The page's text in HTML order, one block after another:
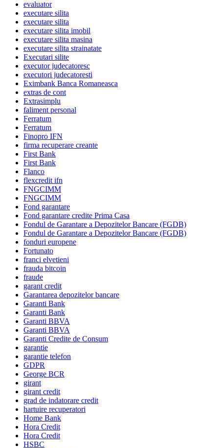
evaluator
executare silita
executare silita
executare silita imobil
executare silita masina
executare silita strainatate
Executari silite
executor judecatoresc
executori judecatoresti
Eximbank Banca Romaneasca
extras de cont
Extrasimplu
faliment personal
Ferratum
Ferratum
Finopro IFN
firma recuperare creante
First Bank
First Bank
Flanco
flexcredit ifn
FNGCIMM
FNGCIMM
Fond garantare
Fond garantare credite Prima Casa
Fondul de Garantare a Depozitelor Bancare (FGDB)
Fondul de Garantare a Depozitelor Bancare (FGDB)
fonduri europene
Fortunato
franci elvetieni
frauda bitcoin
fraude
garant credit
Garantarea depozitelor bancare
Garanti Bank
Garanti Bank
Garanti BBVA
Garanti BBVA
Garanti Credite de Consum
garantie
garantie telefon
GDPR
George BCR
girant
girant credit
grad de indatorare credit
hartuire recuperatori
Home Bank
Hora Credit
Hora Credit
HSBC